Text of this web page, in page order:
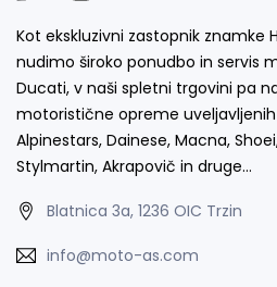
Kot ekskluzivni zastopnik znamke
nudimo široko ponudbo in servis
Ducati, v naši spletni trgovini pa
motoristične opreme
Alpinestars, Dainese, Macna,
Stylmartin, Akrapovič in druge…
Blatnica 3a, 1236 OIC Trzin
info@moto-as.com